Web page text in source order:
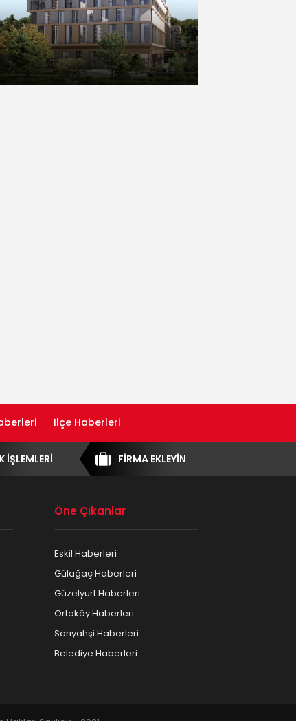
İlçe Haberleri
FİRMA EKLEYİN
İŞLEMLERİ
Öne Çıkanlar
Eskil Haberleri
Gülağaç Haberleri
Güzelyurt Haberleri
Ortaköy Haberleri
Sarıyahşi Haberleri
Belediye Haberleri